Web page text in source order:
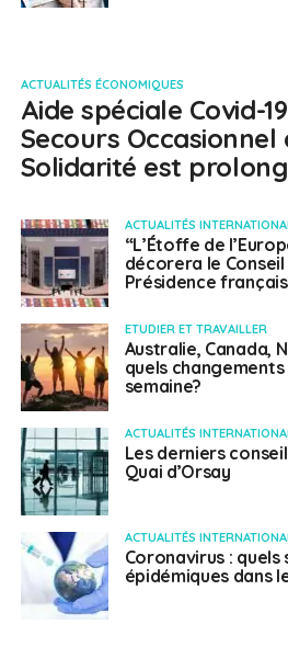
ACTUALITÉS ÉCONOMIQUES
Aide spéciale Covid-
Secours Occasionnel
Solidarité est
ACTUALITÉS
“L’Étoffe de
décorera le Conseil
Présidence
ETUDIER ET TRAVAILLER
Australie, Canada,
quels
semaine?
ACTUALITÉS
Les derniers
Quai d’Orsay
ACTUALITÉS
Coronavirus :
épidémiques dans